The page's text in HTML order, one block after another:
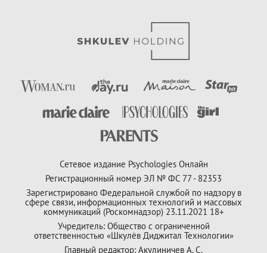
Сетевое издание Psychologies Онлайн
Регистрационный номер ЭЛ № ФС 77 - 82353
Зарегистрировано Федеральной службой по надзору в
сфере связи, информационных технологий и массовых
коммуникаций (Роскомнадзор) 23.11.2021 18+
Учредитель: Общество с ограниченной
ответственностью «Шкулёв Диджитал Технологии»
Главный редактор: Акулиничев А. С.